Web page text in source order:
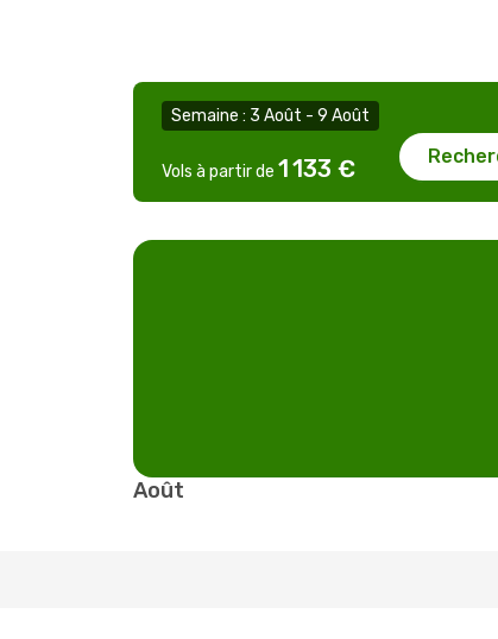
Semaine : 3 Août - 9 Août
Vols à partir de 1 133 €
Août